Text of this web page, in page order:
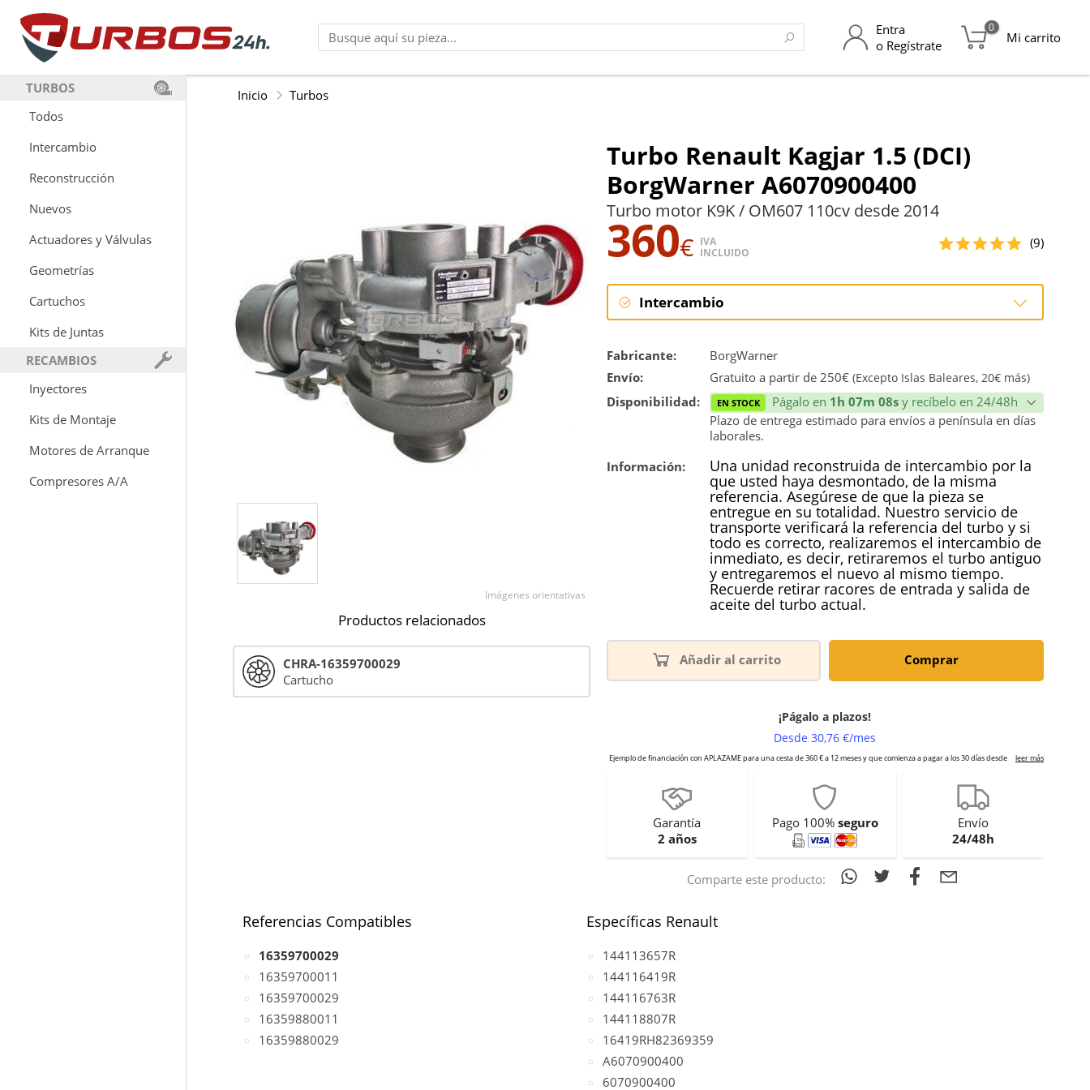
Entra
o Regístrate
0
Mi carrito
TURBOS
Todos
Intercambio
Reconstrucción
Nuevos
Actuadores y Válvulas
Geometrías
Cartuchos
Kits de Juntas
RECAMBIOS
Inyectores
Kits de Montaje
Motores de Arranque
Compresores A/A
Inicio Turbos
Turbo Renault Kagjar 1.5 (DCI)
BorgWarner A6070900400
Turbo motor K9K / OM607 110cv desde 2014
360€ IVA
INCLUIDO
(9)
Intercambio
Reconstrucción
Fabricante:
BorgWarner
Envío:
Gratuito a partir de 250€ (Excepto Islas Baleares, 20€ más)
Disponibilidad: EN STOCK Págalo en 1h 07m 07s y recíbelo en 24/48h
Plazo de entrega estimado para envíos a península en días
laborales.
Información:
Una unidad reconstruida de intercambio por la
que usted haya desmontado, de la misma
referencia. Asegúrese de que la pieza se
entregue en su totalidad. Nuestro servicio de
transporte verificará la referencia del turbo y si
todo es correcto, realizaremos el intercambio de
inmediato, es decir, retiraremos el turbo antiguo
y entregaremos el nuevo al mismo tiempo.
Recuerde retirar racores de entrada y salida de
aceite del turbo actual.
Añadir al carrito Comprar
Garantía
2 años
Pago 100% seguro
Envío
24/48h
Comparte este producto:
Imágenes orientativas
Productos relacionados
CHRA-16359700029
Cartucho
Referencias Compatibles
16359700029
16359700011
16359700029
16359880011
16359880029
Específicas Renault
144113657R
144116419R
144116763R
144118807R
16419RH82369359
A6070900400
6070900400